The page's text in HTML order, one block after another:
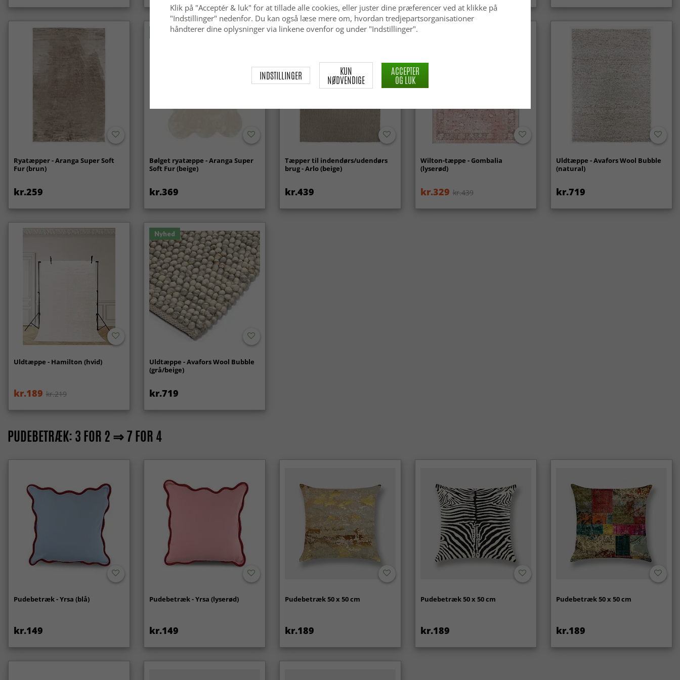
Ryatæpper - Aranga Super Soft
Fur (brun)
kr.259
Nyhed
Bølget ryatæppe - Aranga Super
Soft Fur (beige)
kr.369
Tæpper til indendørs/udendørs
brug - Arlo (beige)
kr.439
Wilton-tæppe - Gombalia
(lyserød)
kr.329 kr.439
Uldtæppe - Avafors Wool Bubble
(natural)
kr.719
Uldtæppe - Hamilton (hvid)
kr.189 kr.219
Nyhed
Uldtæppe - Avafors Wool Bubble
(grå/beige)
kr.719
PUDEBETRÆK: 3 FOR 2 ⇒ 7 FOR 4
Pudebetræk - Yrsa (blå)
kr.149
Pudebetræk - Yrsa (lyserød)
kr.149
Pudebetræk 50 x 50 cm
kr.189
Pudebetræk 50 x 50 cm
kr.189
Pudebetræk 50 x 50 cm
kr.189
Klik på "Acceptér & luk" for at tillade alle cookies, eller juster dine præferencer ved at klikke på
"Indstillinger" nedenfor. Du kan også læse mere om, hvordan tredjepartsorganisationer
håndterer dine oplysninger via linkene ovenfor og under "Indstillinger".
INDSTILLINGER KUN
NØDVENDIGE
ACCEPTER
OG LUK